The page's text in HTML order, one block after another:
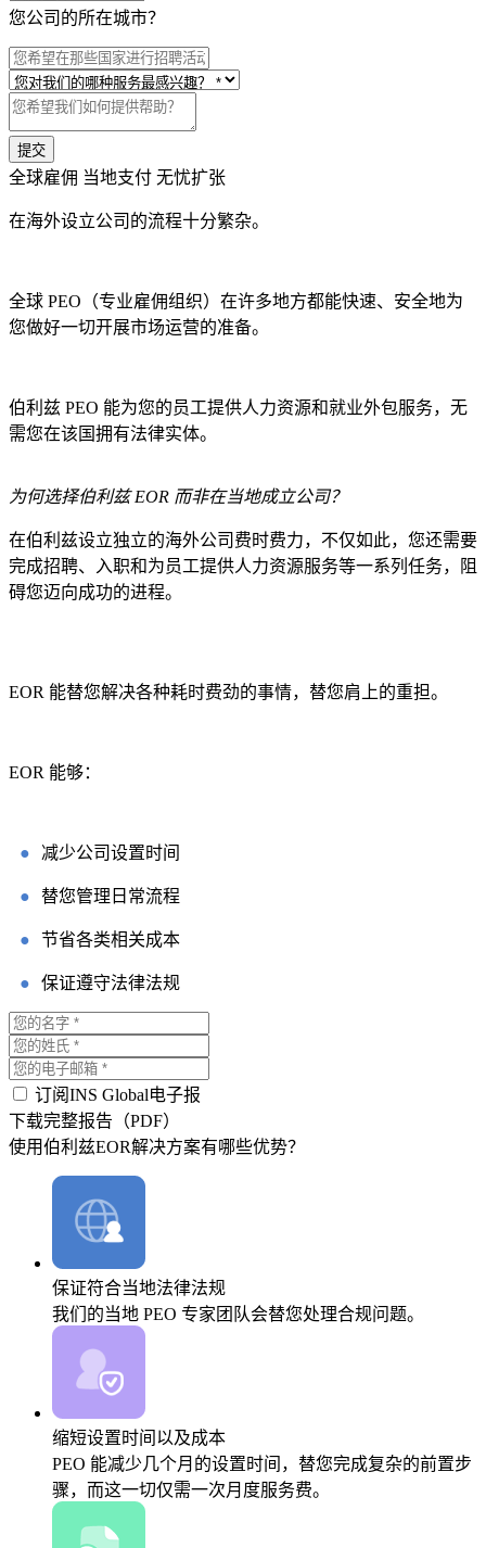
您公司的所在城市？
提交
全球雇佣 当地支付 无忧扩张
在海外设立公司的流程十分繁杂。
全球 PEO（专业雇佣组织）在许多地方都能快速、安全地为
您做好一切开展市场运营的准备。
伯利兹 PEO 能为您的员工提供人力资源和就业外包服务，无
需您在该国拥有法律实体。
为何选择伯利兹 EOR 而非在当地成立公司？
在伯利兹设立独立的海外公司费时费力，不仅如此，您还需要
完成招聘、入职和为员工提供人力资源服务等一系列任务，阻
碍您迈向成功的进程。
EOR 能替您解决各种耗时费劲的事情，替您肩上的重担。
EOR 能够：
● 减少公司设置时间
● 替您管理日常流程
● 节省各类相关成本
● 保证遵守法律法规
订阅INS Global电子报
下载完整报告（PDF）
使用伯利兹EOR解决方案有哪些优势？
保证符合当地法律法规
我们的当地 PEO 专家团队会替您处理合规问题。
缩短设置时间以及成本
PEO 能减少几个月的设置时间，替您完成复杂的前置步
骤，而这一切仅需一次月度服务费。